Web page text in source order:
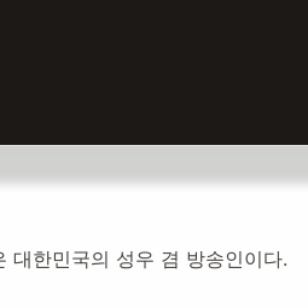
한민국의 성우 겸 방송인이다.